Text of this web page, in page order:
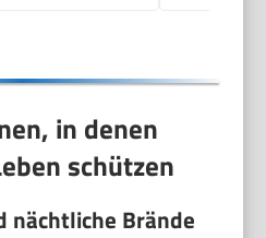
in denen
schützen
nächtliche Brände